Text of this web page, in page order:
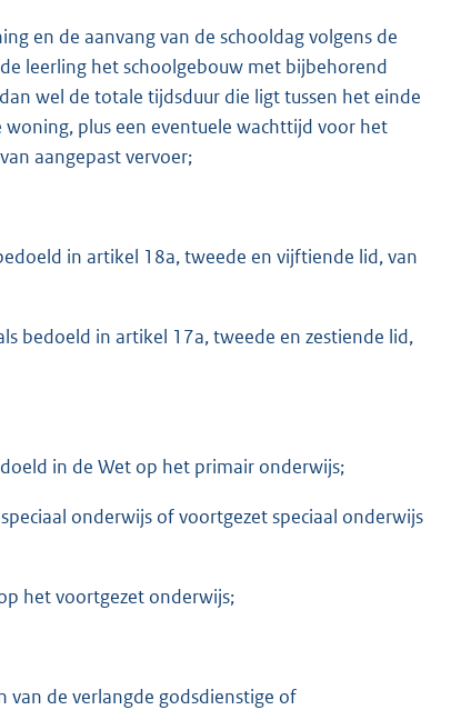
en de aanvang van de schooldag volgens de
leerling het schoolgebouw met bijbehorend
wel de totale tijdsduur die ligt tussen het einde
plus een eventuele wachttijd voor het
aangepast vervoer;
in artikel 18a, tweede en vijftiende lid, van
bedoeld in artikel 17a, tweede en zestiende lid,
in de Wet op het primair onderwijs;
onderwijs of voortgezet speciaal onderwijs
het voortgezet onderwijs;
van de verlangde godsdienstige of